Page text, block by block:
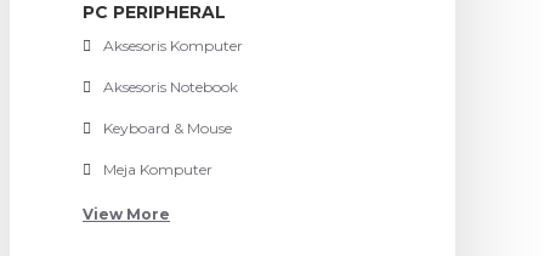
PC PERIPHERAL
Aksesoris Komputer
Aksesoris Notebook
Keyboard & Mouse
Meja Komputer
View More